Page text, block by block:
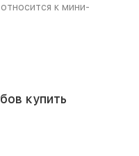
к мини-
купить